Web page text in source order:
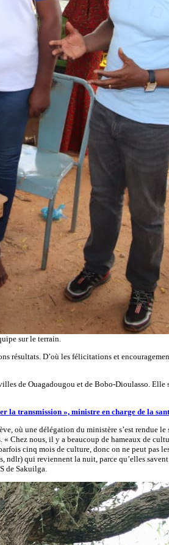
sur le terrain.
D’où les félicitations et
de Ouagadougou et de Bobo-Dioulasso.
la transmission », ministre en charge de la
une délégation du ministère s’est rendue
nous, il y a beaucoup de hameaux de
cinq mois de culture, donc on ne peut pas
qui reviennent la nuit, parce qu’elles
de Sakuilga.